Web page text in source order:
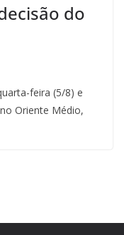
do
feira (5/8) e
Oriente Médio,